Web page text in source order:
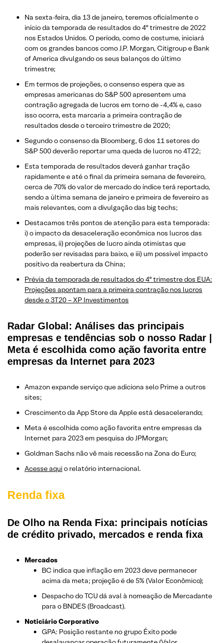
Na sexta-feira, dia 13 de janeiro, teremos oficialmente o
início da temporada de resultados do 4º trimestre de 2022
nos Estados Unidos. O período, como de costume, iniciará
com os grandes bancos como J.P. Morgan, Citigroup e Bank
of America divulgando os seus balanços do último
trimestre;
Em termos de projeções, o consenso espera que as
empresas americanas do S&P 500 apresentem uma
contração agregada de lucros em torno de -4,4% e, caso
isso ocorra, esta marcaria a primeira contração de
resultados desde o terceiro trimestre de 2020;
Segundo o consenso da Bloomberg, 6 dos 11 setores do
S&P 500 deverão reportar uma queda de lucros no 4T22;
Esta temporada de resultados deverá ganhar tração
rapidamente e até o final da primeira semana de fevereiro,
cerca de 70% do valor de mercado do índice terá reportado,
sendo a última semana de janeiro e primeira de fevereiro as
mais relevantes, com a divulgação das big techs;
Destacamos três pontos de atenção para esta temporada:
i) o impacto da desaceleração econômica nos lucros das
empresas, ii) projeções de lucro ainda otimistas que
poderão ser revisadas para baixo, e iii) um possível impacto
positivo da reabertura da China;
Prévia da temporada de resultados do 4º trimestre dos EUA:
Projeções apontam para a primeira contração nos lucros
desde o 3T20 – XP Investimentos
Radar Global: Análises das principais
empresas e tendências sob o nosso Radar |
Meta é escolhida como ação favorita entre
empresas da Internet para 2023
Amazon expande serviço que adiciona selo Prime a outros
sites;
Crescimento da App Store da Apple está desacelerando;
Meta é escolhida como ação favorita entre empresas da
Internet para 2023 em pesquisa do JPMorgan;
Goldman Sachs não vê mais recessão na Zona do Euro;
Acesse aquio relatório internacional.
Renda fixa
De Olho na Renda Fixa: principais notícias
de crédito privado, mercados e renda fixa
Mercados
BC indica que inflação em 2023 deve permanecer
acima da meta; projeção é de 5% (Valor Econômico);
Despacho do TCU dá aval à nomeação de Mercadante
para o BNDES (Broadcast).
Noticiário Corporativo
GPA: Posição restante no grupo Éxito pode